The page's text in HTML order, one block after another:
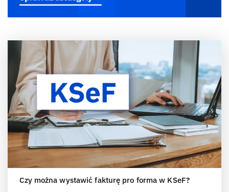
Czy można wystawić fakturę pro forma w KSeF?